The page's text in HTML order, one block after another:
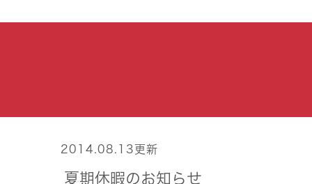
2014.08.13更新
夏期休暇のお知らせ